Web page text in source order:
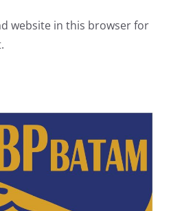
website in this browser for